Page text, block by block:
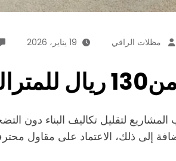
مظلات الراقي 19 يناير، 2026
وأصحاب المشاريع لتقليل تكاليف